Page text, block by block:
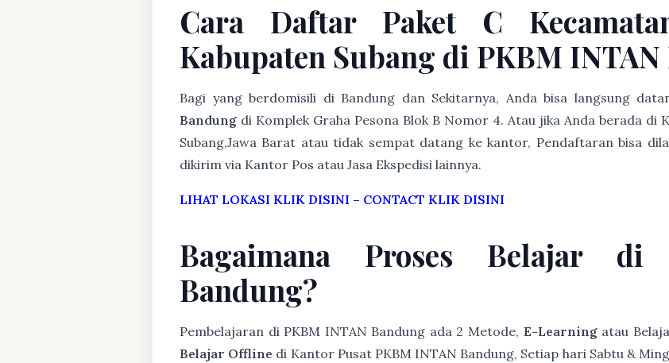
Cara Daftar Paket C
Kabupaten Subang di PKBM INTAN
Bagi yang berdomisili di Bandung dan Sekitarnya, Anda bisa langsung
Bandung di Komplek Graha Pesona Blok B Nomor 4. Atau jika Anda berada di
Subang,Jawa Barat atau tidak sempat datang ke kantor, Pendaftaran bisa
dikirim via Kantor Pos atau Jasa Ekspedisi lainnya.
LIHAT LOKASI KLIK DISINI – CONTACT KLIK DISINI
Bagaimana Proses Belajar di
Bandung?
Pembelajaran di PKBM INTAN Bandung ada 2 Metode, E-Learningatau
Belajar Offline di Kantor Pusat PKBM INTAN Bandung, Setiap hari Sabtu &